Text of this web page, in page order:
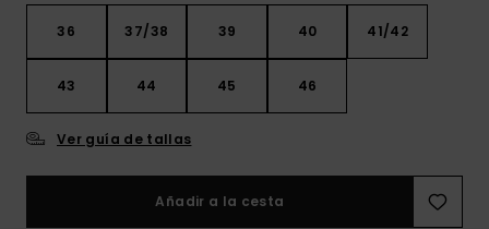
36 37/38 39 40 41/42
43 44 45 46
Ver guía de tallas
Añadir a la cesta